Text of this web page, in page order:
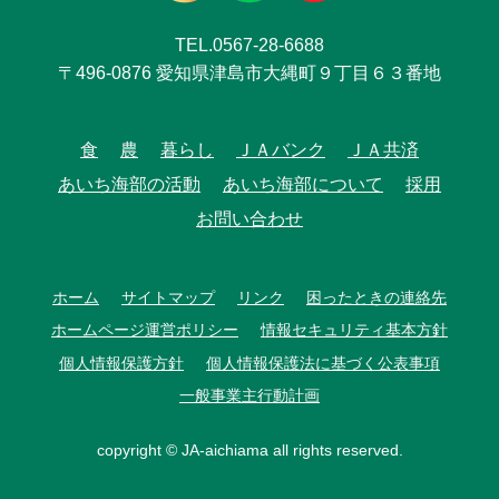
TEL.0567-28-6688
〒496-0876 愛知県津島市大縄町９丁目６３番地
食 農 暮らし ＪＡバンク
ＪＡ共済
あいち海部の活動
あいち海部について
採用
お問い合わせ
ホーム サイトマップ リンク
困ったときの連絡先
ホームページ運営ポリシー
情報セキュリティ基本方針
個人情報保護方針
個人情報保護法に基づく公表事項
一般事業主行動計画
copyright © JA-aichiama all rights reserved.